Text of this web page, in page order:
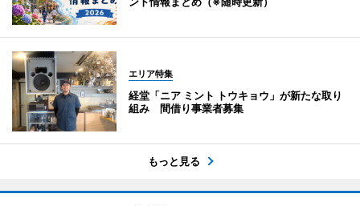
エリア特集
経堂「ニア ミント トウキョウ」が新たな取り
組み 間借り事業者募集
もっと見る